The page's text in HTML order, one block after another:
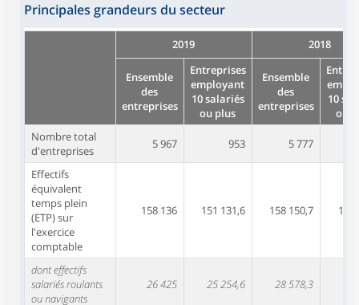
Principales grandeurs du secteur
2019 2018
Ensemble
des
entreprises
Entreprises
employant
10 salariés
ou plus
Ensemble
des
entreprises
10
ou
Nombre total
d'entreprises
5 967 953 5 777
Effectifs
équivalent
temps plein
(ETP) sur
l'exercice
comptable
158 136 151 131,6 158 150,7 151
dont effectifs
salariés roulants
ou navigants
26 425 25 254,6 28 578,3